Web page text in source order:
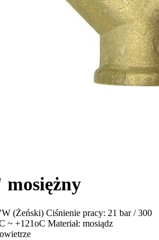
(Żeński) Ciśnienie pracy: 21 bar / 300
~ +121oC Materiał: mosiądz